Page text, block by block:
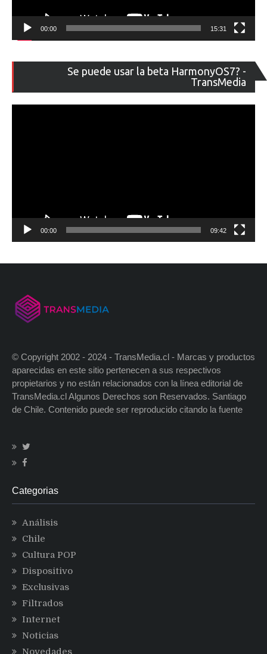
00:00 15:31
Se puede usar la beta HarmonyOS7? -
TransMedia
de
00:00 09:42
© Copyright 2002 - 2024 - TransMedia.cl - Marcas y productos
aparecidas en este sitio pertenecen a sus respectivos
propietarios y no están relacionados con la línea editorial de
TransMedia.cl Algunos Derechos son Reservados. Santiago
de Chile. Contenido puede ser reproducido citando la fuente
Categorias
Análisis
Chile
Cultura POP
Dispositivo
Exclusivas
Filtrados
Internet
Noticias
Novedades